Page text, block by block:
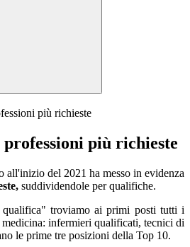
più richieste
più richieste
all'inizio del 2021 ha messo in evidenza
suddividendole per qualifiche.
troviamo ai primi posti tutti i
infermieri qualificati, tecnici di
le prime tre posizioni della Top 10.